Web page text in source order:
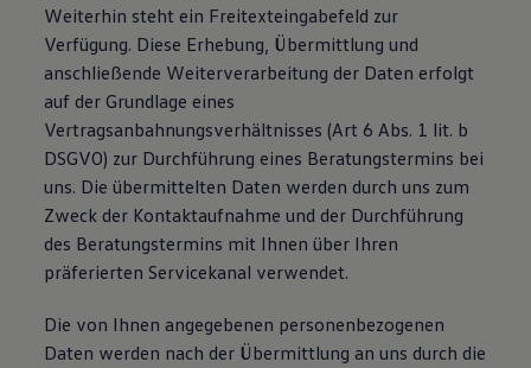
Weiterhin steht ein Freitexteingabefeld zur
Verfügung. Diese Erhebung, Übermittlung und
anschließende Weiterverarbeitung der Daten erfolgt
auf der Grundlage eines
Vertragsanbahnungsverhältnisses (Art 6 Abs. 1 lit. b
DSGVO) zur Durchführung eines Beratungstermins bei
uns. Die übermittelten Daten werden durch uns zum
Zweck der Kontaktaufnahme und der Durchführung
des Beratungstermins mit Ihnen über Ihren
präferierten Servicekanal verwendet.
Die von Ihnen angegebenen personenbezogenen
Daten werden nach der Übermittlung an uns durch die